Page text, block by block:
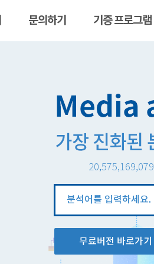
문의하기 기증 프로그램
20,575,169,079
석
창
무료버전 바로가기